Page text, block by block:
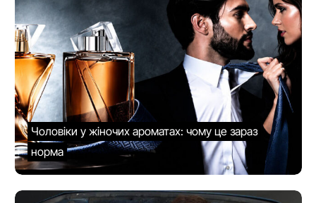
Чоловіки у жіночих ароматах: чому це зараз
норма